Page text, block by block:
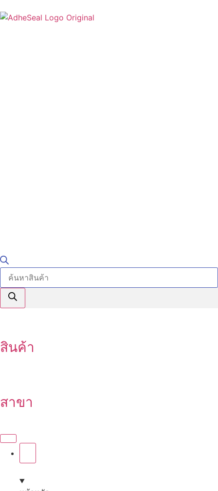
สินค้า
สาขา